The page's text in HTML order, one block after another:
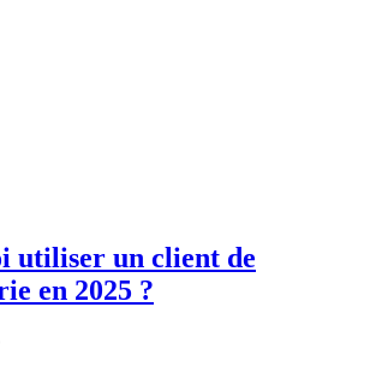
utiliser un client de
en 2025 ?